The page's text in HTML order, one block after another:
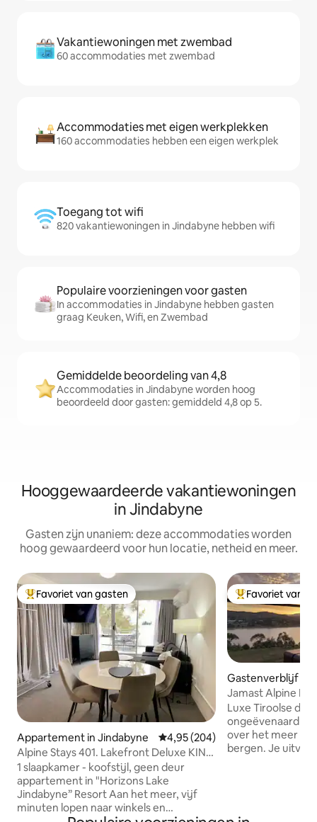
Vakantiewoningen met zwembad
60 accommodaties met zwembad
Accommodaties met eigen werkplekken
160 accommodaties hebben een eigen werkplek
Toegang tot wifi
820 vakantiewoningen in Jindabyne hebben wifi
Populaire voorzieningen voor gasten
In accommodaties in Jindabyne hebben gasten
graag Keuken, Wifi, en Zwembad
Gemiddelde beoordeling van 4,8
Accommodaties in Jindabyne worden hoog
beoordeeld door gasten: gemiddeld 4,8 op 5.
Hooggewaardeerde vakantiewoningen
in Jindabyne
Gasten zijn unaniem: deze accommodaties worden
hoog gewaardeerd voor hun locatie, netheid en meer.
Topfavoriet van gasten
Favoriet van gasten
Appartement in Jindabyne Gemiddelde beoordeling van
4,95 (204)
Alpine Stays 401. Lakefront Deluxe KING
Apartment
1 slaapkamer - koofstijl, geen deur
appartement in "Horizons Lake
Jindabyne” Resort Aan het meer, vijf
minuten lopen naar winkels en
Topfavoriet van
Favoriet van
Gastenverblijf in
byne
Jamast Alpine
Sauna
Luxe Tiroolse
ongeëvenaard
over het meer
bergen. Je
je. Directe